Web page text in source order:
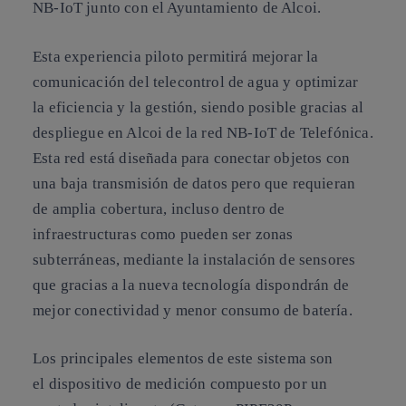
NB-IoT junto con el Ayuntamiento de Alcoi.
Esta experiencia piloto permitirá mejorar la
comunicación del telecontrol de agua y optimizar
la eficiencia y la gestión, siendo posible gracias al
despliegue en Alcoi de la red NB-IoT de Telefónica.
Esta red está diseñada para conectar objetos con
una baja transmisión de datos pero que requieran
de amplia cobertura, incluso dentro de
infraestructuras como pueden ser zonas
subterráneas, mediante la instalación de sensores
que gracias a la nueva tecnología dispondrán de
mejor conectividad y menor consumo de batería.
Los principales elementos de este sistema son
el dispositivo de medición compuesto por un